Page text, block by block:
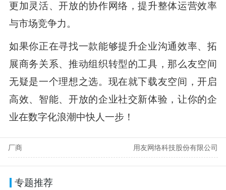
更加灵活、开放的协作网络，提升整体运营效率
与市场竞争力。
如果你正在寻找一款能够提升企业沟通效率、拓
展商务关系、推动组织转型的工具，那么友空间
无疑是一个理想之选。现在就下载友空间，开启
高效、智能、开放的企业社交新体验，让你的企
业在数字化浪潮中快人一步！
厂商 用友网络科技股份有限公司
专题推荐